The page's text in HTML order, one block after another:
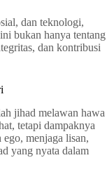
dan teknologi,
bukan hanya tentang
dan kontribusi
jihad melawan hawa
tetapi dampaknya
ego, menjaga lisan,
yang nyata dalam